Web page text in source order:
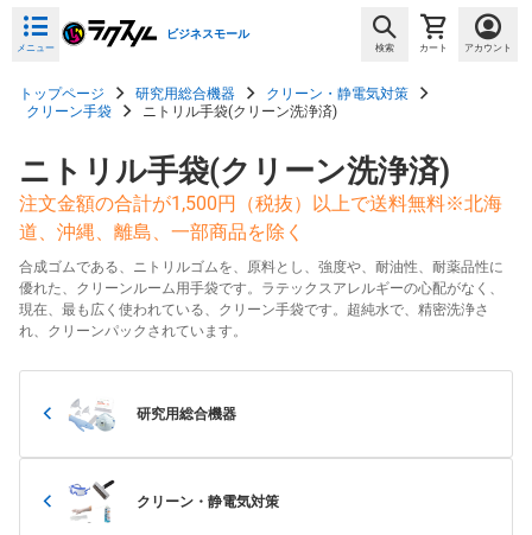
メニュー
ビジネスモール
検索 カート アカウント
トップページ 研究用総合機器
クリーン・静電気対策
クリーン手袋
ニトリル手袋(クリーン洗浄済)
ニトリル手袋(クリーン洗浄済)
注文金額の合計が1,500円（税抜）以上で送料無料※北海
道、沖縄、離島、一部商品を除く
合成ゴムである、ニトリルゴムを、原料とし、強度や、耐油性、耐薬品性に
優れた、クリーンルーム用手袋です。ラテックスアレルギーの心配がなく、
現在、最も広く使われている、クリーン手袋です。超純水で、精密洗浄さ
れ、クリーンパックされています。
研究用総合機器
クリーン・静電気対策